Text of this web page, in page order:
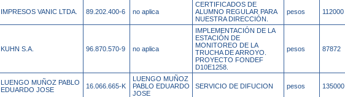
IMPRESOS VANIC LTDA. 89.202.400-6 no aplica
CERTIFICADOS DE
ALUMNO REGULAR PARA
NUESTRA DIRECCIÓN.
pesos 112000
KUHN S.A. 96.870.570-9 no aplica
IMPLEMENTACIÓN DE LA
ESTACIÓN DE
MONITOREO DE LA
TRUCHA DE ARROYO.
PROYECTO FONDEF
D10E1258.
pesos 87872
LUENGO MUÑOZ PABLO
EDUARDO JOSE
16.066.665-K
LUENGO MUÑOZ
PABLO EDUARDO
JOSE
SERVICIO DE DIFUCION pesos 135000